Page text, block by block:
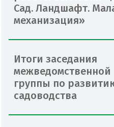
Сад. Ландшафт.
механизация»
Итоги заседания
межведомственной
группы по
садоводства